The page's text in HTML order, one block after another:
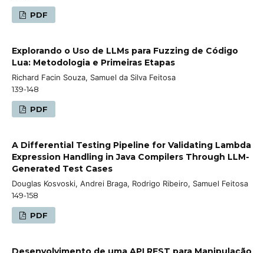
PDF
Explorando o Uso de LLMs para Fuzzing de Código
Lua: Metodologia e Primeiras Etapas
Richard Facin Souza, Samuel da Silva Feitosa
139-148
PDF
A Differential Testing Pipeline for Validating Lambda
Expression Handling in Java Compilers Through LLM-
Generated Test Cases
Douglas Kosvoski, Andrei Braga, Rodrigo Ribeiro, Samuel Feitosa
149-158
PDF